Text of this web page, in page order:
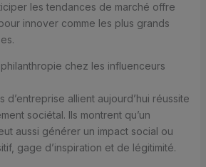
les tendances de marché offre
innover comme les plus grands
chez les influenceurs
d’entreprise allient aujourd’hui réussite
sociétal. Ils montrent qu’un
aussi générer un impact social ou
gage d’inspiration et de légitimité.